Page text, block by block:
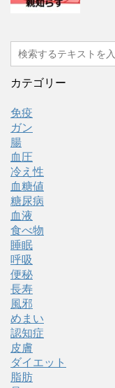
カテゴリー
免疫
ガン
腸
血圧
冷え性
血糖値
糖尿病
血液
食べ物
睡眠
呼吸
便秘
長寿
風邪
めまい
認知症
皮膚
ダイエット
脂肪